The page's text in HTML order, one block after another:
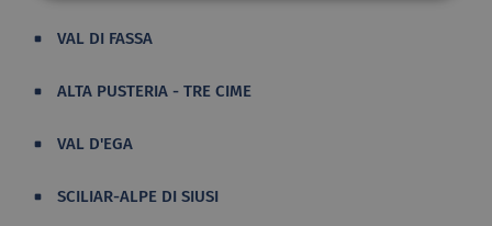
VAL DI FASSA
ALTA PUSTERIA - TRE CIME
VAL D'EGA
SCILIAR-ALPE DI SIUSI